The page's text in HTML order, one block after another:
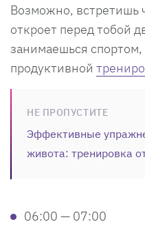
Возможно, встретишь
откроет перед тобой
занимаешься
продуктивной
НЕ ПРОПУСТИТЕ
Эффективные
живота: тренировка
06:00 — 07:00